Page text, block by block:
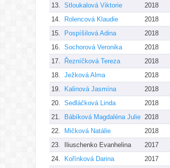
13.
Stloukalová Viktorie 2018
14.
Rolencová Klaudie 2018
15.
Pospíšilová Adina 2018
16.
Sochorová Veronika 2018
17.
Řezníčková Tereza 2018
18.
Ježková Alma 2018
19.
Kalinová Jasmína 2018
20.
Sedláčková Linda 2018
21.
Bábíková Magdaléna Julie 2018
22.
Mičková Natálie 2018
23.
Iliuschenko Evanhelina 2017
24.
Kořínková Darina 2017